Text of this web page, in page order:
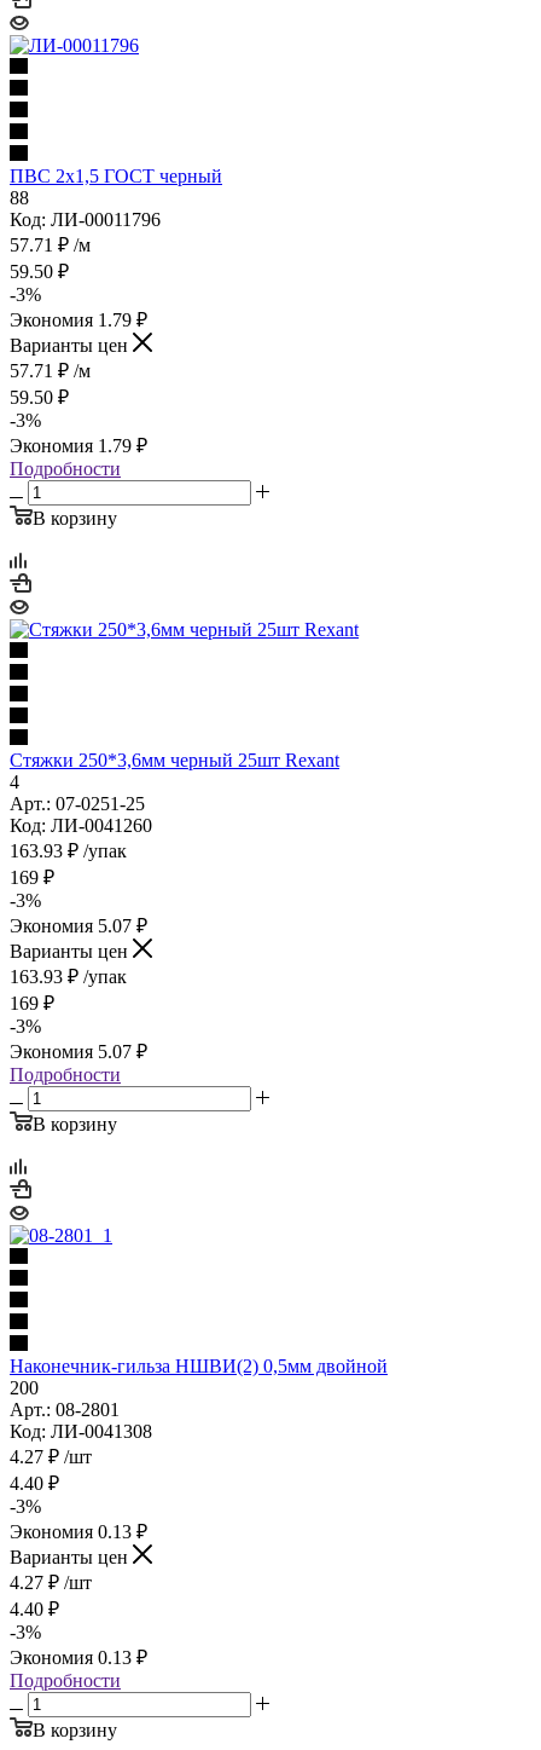
ПВС 2х1,5 ГОСТ черный
88
Код: ЛИ-00011796
57.71 ₽ /м
59.50 ₽
-3%
Экономия 1.79 ₽
Варианты цен
57.71 ₽ /м
59.50 ₽
-3%
Экономия 1.79 ₽
Подробности
В корзину
Стяжки 250*3,6мм черный 25шт Rexant
4
Арт.: 07-0251-25
Код: ЛИ-0041260
163.93 ₽ /упак
169 ₽
-3%
Экономия 5.07 ₽
Варианты цен
163.93 ₽ /упак
169 ₽
-3%
Экономия 5.07 ₽
Подробности
В корзину
Наконечник-гильза НШВИ(2) 0,5мм двойной
200
Арт.: 08-2801
Код: ЛИ-0041308
4.27 ₽ /шт
4.40 ₽
-3%
Экономия 0.13 ₽
Варианты цен
4.27 ₽ /шт
4.40 ₽
-3%
Экономия 0.13 ₽
Подробности
В корзину